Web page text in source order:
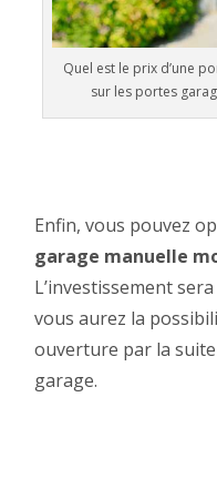
Quel est le prix d’une
sur les portes
Enfin, vous pouvez
garage manuelle
L’investissement
vous aurez la
ouverture par la
garage.